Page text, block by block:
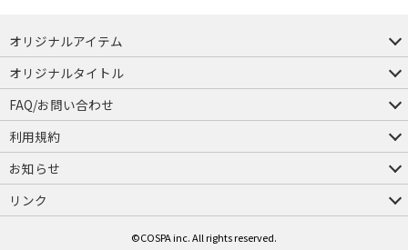
オリジナルアイテム
つままれ
つかまれ
ピョコッテ
オリジナルタイトル
アイテムヤ
ミスカトニック大學購買部
FAQ/お問い合わせ
FAQ
お問い合わせ
利用規約
会員規約・ポイント規約
特定商取引法に関する表示
プライバシーポリシー
お知らせ
店舗情報
採用情報
発売日変更のお知らせ
販売代理店・取扱店募集
海外のご案内（English）
リンク
©COSPA inc. All rights reserved.